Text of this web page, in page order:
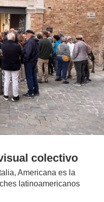
colectivo
Americana es la
latinoamericanos